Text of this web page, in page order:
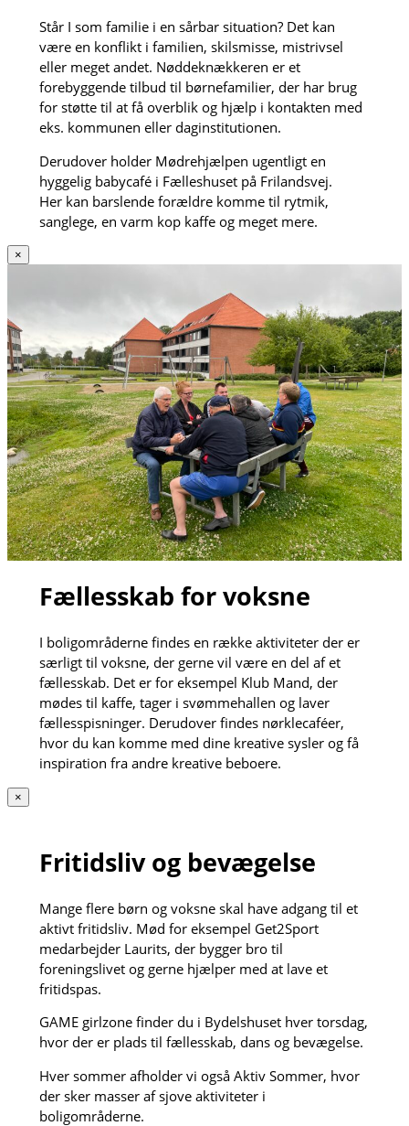
Står I som familie i en sårbar situation? Det kan
være en konflikt i familien, skilsmisse, mistrivsel
eller meget andet. Nøddeknækkeren er et
forebyggende tilbud til børnefamilier, der har brug
for støtte til at få overblik og hjælp i kontakten med
eks. kommunen eller daginstitutionen.
Derudover holder Mødrehjælpen ugentligt en
hyggelig babycafé i Fælleshuset på Frilandsvej.
Her kan barslende forældre komme til rytmik,
sanglege, en varm kop kaffe og meget mere.
×
Fællesskab for voksne
I boligområderne findes en række aktiviteter der er
særligt til voksne, der gerne vil være en del af et
fællesskab. Det er for eksempel Klub Mand, der
mødes til kaffe, tager i svømmehallen og laver
fællesspisninger. Derudover findes nørklecaféer,
hvor du kan komme med dine kreative sysler og få
inspiration fra andre kreative beboere.
×
Fritidsliv og bevægelse
Mange flere børn og voksne skal have adgang til et
aktivt fritidsliv. Mød for eksempel Get2Sport
medarbejder Laurits, der bygger bro til
foreningslivet og gerne hjælper med at lave et
fritidspas.
GAME girlzone finder du i Bydelshuset hver torsdag,
hvor der er plads til fællesskab, dans og bevægelse.
Hver sommer afholder vi også Aktiv Sommer, hvor
der sker masser af sjove aktiviteter i
boligområderne.